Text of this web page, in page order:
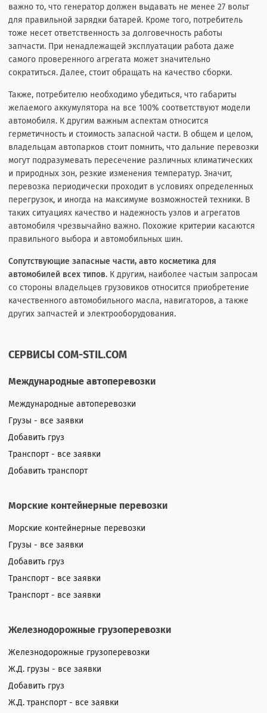
важно то, что генератор должен выдавать не менее 27 вольт
для правильной зарядки батарей. Кроме того, потребитель
тоже несет ответственность за долговечность работы
запчасти. При ненадлежащей эксплуатации работа даже
самого проверенного агрегата может значительно
сократиться. Далее, стоит обращать на качество сборки.
Также, потребителю необходимо убедиться, что габариты
желаемого аккумулятора на все 100% соответствуют модели
автомобиля. К другим важным аспектам относится
герметичность и стоимость запасной части. В общем и целом,
владельцам автопарков стоит помнить, что дальние перевозки
могут подразумевать пересечение различных климатических
и природных зон, резкие изменения температур. Значит,
перевозка периодически проходит в условиях определенных
перегрузок, и иногда на максимуме возможностей техники. В
таких ситуациях качество и надежность узлов и агрегатов
автомобиля чрезвычайно важно. Похожие критерии касаются
правильного выбора и автомобильных шин.
Сопутствующие запасные части, авто косметика для
автомобилей всех типов. К другим, наиболее частым запросам
со стороны владельцев грузовиков относится приобретение
качественного автомобильного масла, навигаторов, а также
других запчастей и электрооборудования.
СЕРВИСЫ COM-STIL.COM
Международные автоперевозки
Международные автоперевозки
Грузы - все заявки
Добавить груз
Транспорт - все заявки
Добавить транспорт
Морские контейнерные перевозки
Морские контейнерные перевозки
Грузы - все заявки
Добавить груз
Транспорт - все заявки
Транспорт - все заявки
Железнодорожные грузоперевозки
Железнодорожные грузоперевозки
Ж.Д. грузы - все заявки
Добавить груз
Ж.Д. транспорт - все заявки